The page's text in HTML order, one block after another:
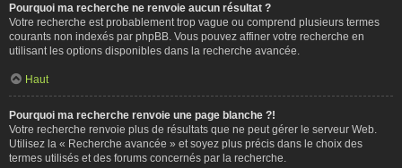
Pourquoi ma recherche ne renvoie aucun résultat ?
Votre recherche est probablement trop vague ou comprend plusieurs termes
courants non indexés par phpBB. Vous pouvez affiner votre recherche en
utilisant les options disponibles dans la recherche avancée.
Haut
Pourquoi ma recherche renvoie une page blanche ?!
Votre recherche renvoie plus de résultats que ne peut gérer le serveur Web.
Utilisez la « Recherche avancée » et soyez plus précis dans le choix des
termes utilisés et des forums concernés par la recherche.